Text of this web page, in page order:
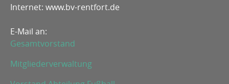
Internet: www.bv-rentfort.de
E-Mail an:
Gesamtvorstand
Mitgliederverwaltung